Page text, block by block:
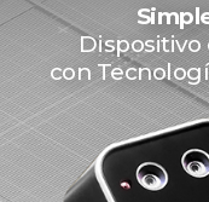
Dispositivo
con